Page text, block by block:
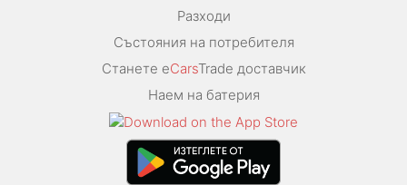
Разходи
Състояния на потребителя
Станете eCarsTrade доставчик
Наем на батерия